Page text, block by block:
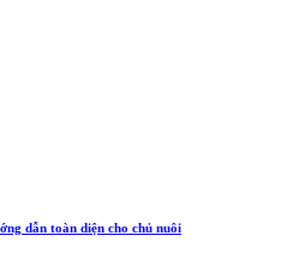
dẫn toàn diện cho chủ nuôi